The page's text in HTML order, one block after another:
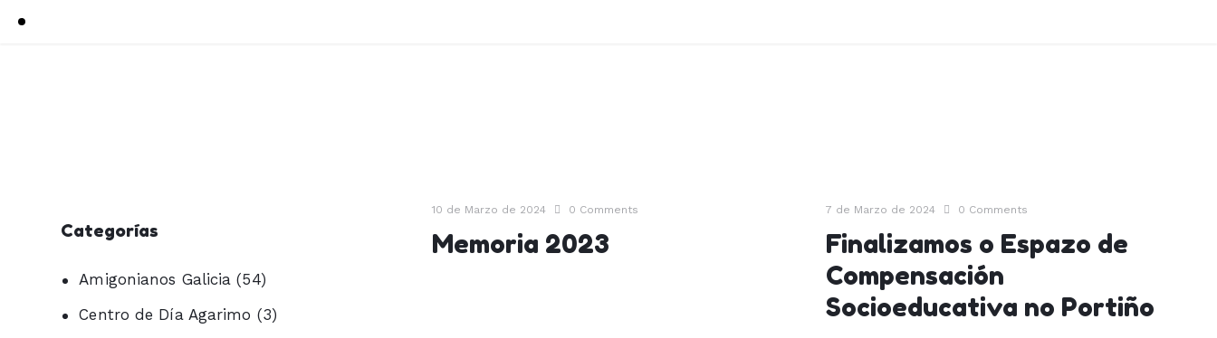
10 de Marzo de 2024 0 Comments
Memoria 2023
7 de Marzo de 2024 0 Comments
Finalizamos o Espazo de
Compensación
Socioeducativa no Portiño
Categorías
Amigonianos Galicia (54)
Centro de Día Agarimo (3)